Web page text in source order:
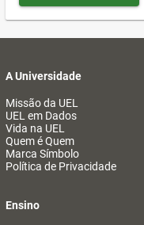
A Universidade
Missão da UEL
UEL em Dados
Vida na UEL
Quem é Quem
Marca Símbolo
Política de Privacidade
Ensino